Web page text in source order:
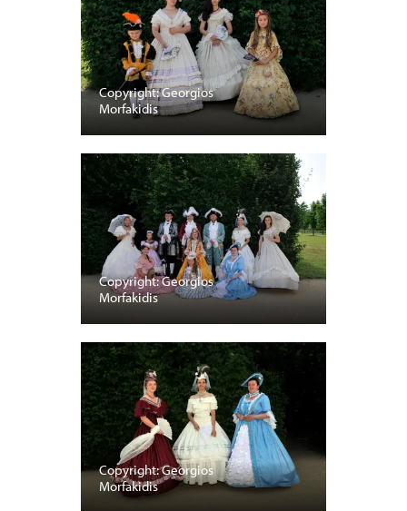
Copyright: Georgios
Morfakidis
Copyright: Georgios
Morfakidis
Copyright: Georgios
Morfakidis